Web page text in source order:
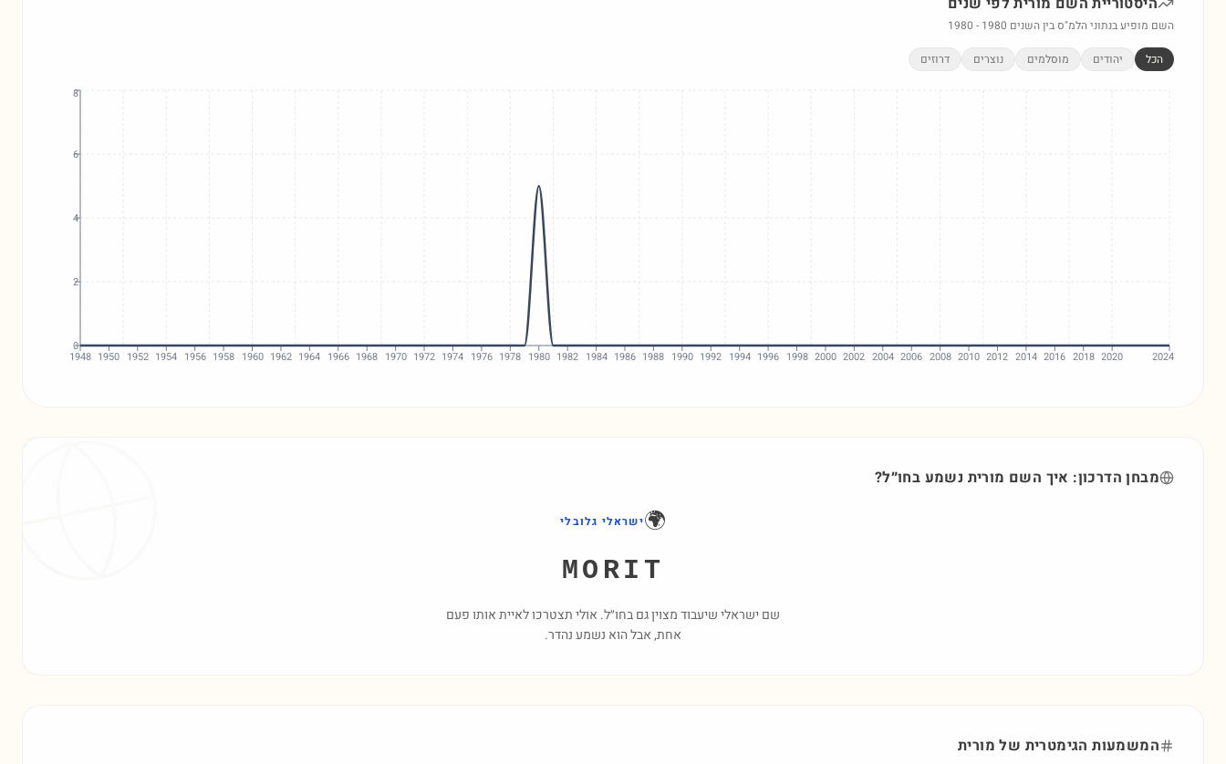
השם מופיע בנתוני הלמ"ס בין השנים 1980 - 1980
הכל יהודים מוסלמים נוצרים דרוזים
1948 1950 1952 1954 1956 1958 1960 1962 1964 1966 1968 1970 1972 1974 1976 1978 1980 1982 1984 1986 1988 1990 1992 1994 1996 1998 2000 2002 2004 2006 2008 2010 2012 2014 2016 2018 2020 2024
0
2
4
6
8
מבחן הדרכון: איך השם מורית נשמע בחו״ל?
🌍ישראלי גלובלי
MORIT
שם ישראלי שיעבוד מצוין גם בחו״ל. אולי תצטרכו לאיית אותו פעם
אחת, אבל הוא נשמע נהדר.
המשמעות הגימטרית של מורית